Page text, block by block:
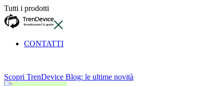
Tutti i prodotti
CONTATTI
Scopri TrenDevice Blog: le ultime novità